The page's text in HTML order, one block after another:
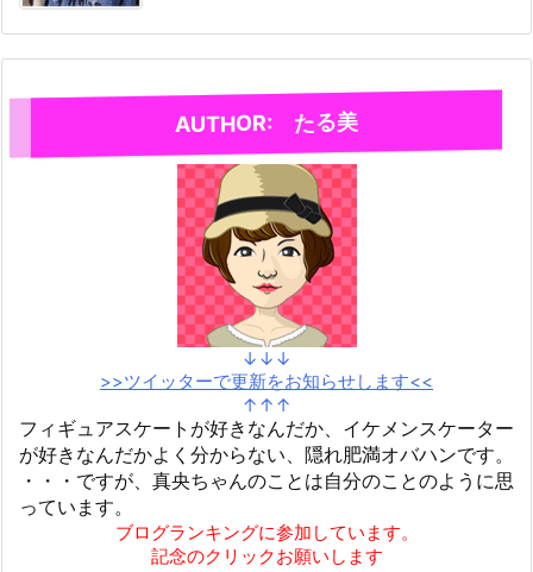
AUTHOR: たる美
↓↓↓
>>ツイッターで更新をお知らせします<<
↑↑↑
フィギュアスケートが好きなんだか、イケメンスケーター
が好きなんだかよく分からない、隠れ肥満オバハンです。
・・・ですが、真央ちゃんのことは自分のことのように思
っています。
ブログランキングに参加しています。
記念のクリックお願いします